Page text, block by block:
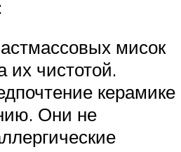
мисок
их чистотой.
керамике
Они не